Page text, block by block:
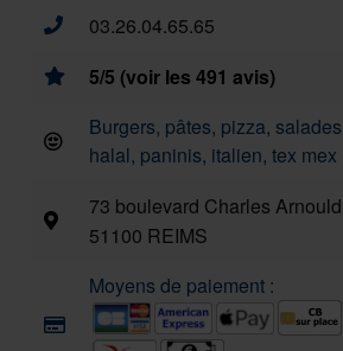
03.26.04.65.65
5/5 (voir les 491 avis)
Burgers, pâtes, pizza,
halal, paninis, italien, tex mex
73 boulevard Charles Arnould
51100 REIMS
Moyens de paiement :